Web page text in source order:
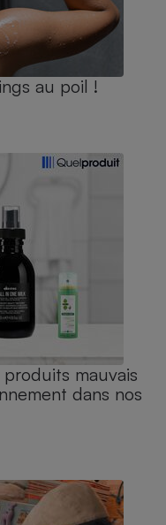
au poil !
mauvais
dans nos